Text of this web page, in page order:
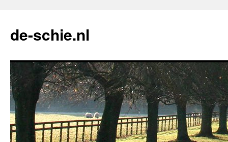
de-schie.nl